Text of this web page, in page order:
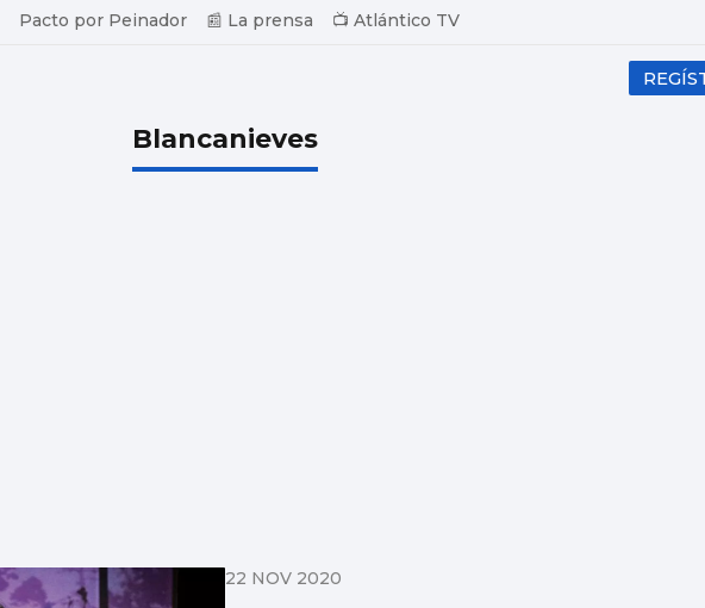
Pacto por Peinador 📰 La prensa 📺 Atlántico TV
Blancanieves
22 NOV 2020